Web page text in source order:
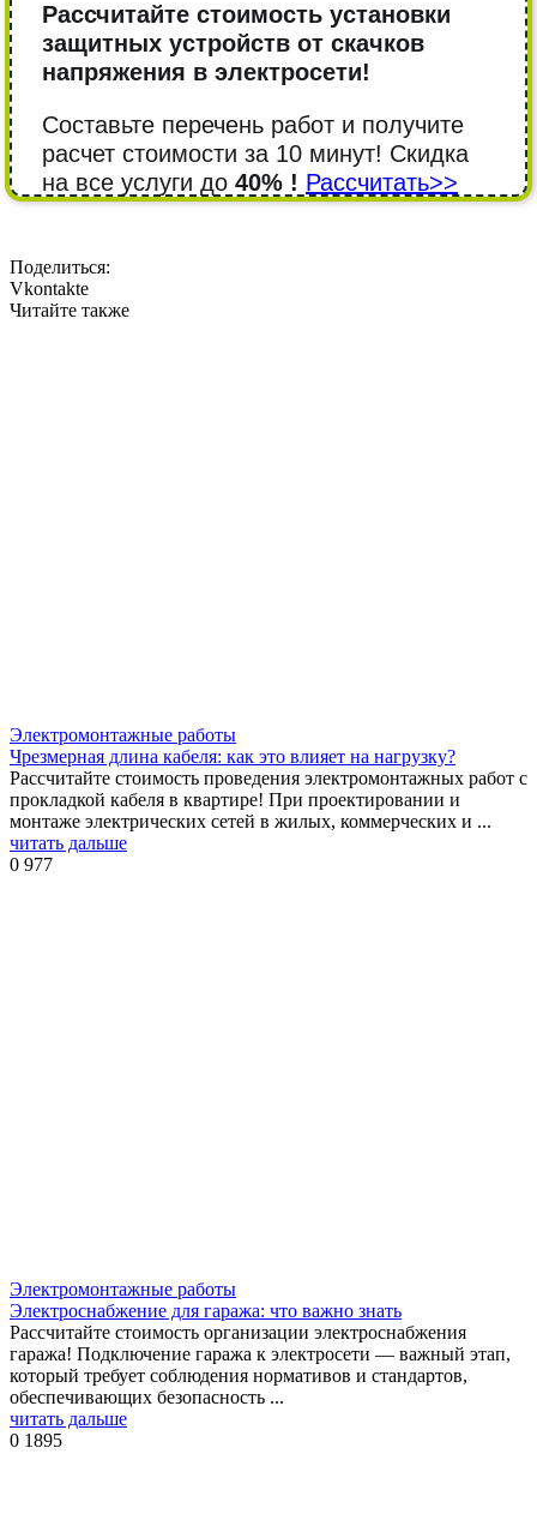
Рассчитайте стоимость установки
защитных устройств от скачков
напряжения в электросети!
Составьте перечень работ и получите
расчет стоимости за 10 минут! Cкидка
на все услуги до 40% ! Рассчитать>>
Поделиться:
Vkontakte
Читайте также
Электромонтажные работы
Чрезмерная длина кабеля: как это влияет на нагрузку?
Рассчитайте стоимость проведения электромонтажных работ с
прокладкой кабеля в квартире! При проектировании и
монтаже электрических сетей в жилых, коммерческих и ...
читать дальше
0 977
Электромонтажные работы
Электроснабжение для гаража: что важно знать
Рассчитайте стоимость организации электроснабжения
гаража! Подключение гаража к электросети — важный этап,
который требует соблюдения нормативов и стандартов,
обеспечивающих безопасность ...
читать дальше
0 1895